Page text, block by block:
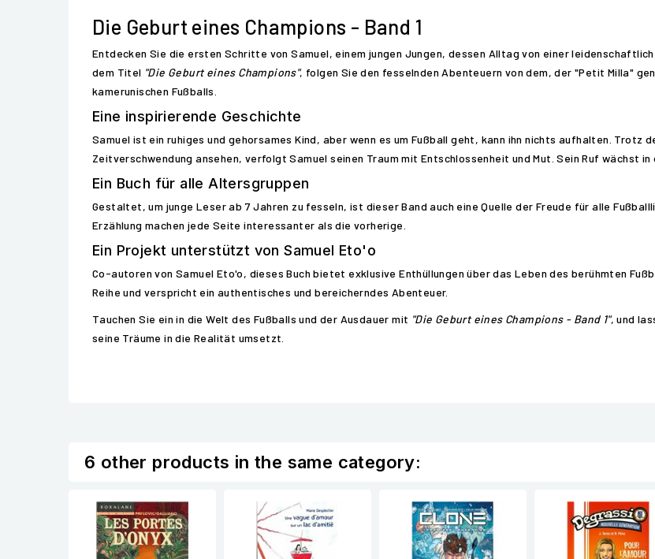
Die Geburt eines Champions - Band 1
Entdecken Sie die ersten Schritte von Samuel, einem jungen Jungen, dessen Alltag von einer
dem Titel "Die Geburt eines Champions", folgen Sie den fesselnden Abenteuern von dem, der "Petit Milla"
kamerunischen Fußballs.
Eine inspirierende Geschichte
Samuel ist ein ruhiges und gehorsames Kind, aber wenn es um Fußball geht, kann ihn nichts aufhalten. Trotz
Zeitverschwendung ansehen, verfolgt Samuel seinen Traum mit Entschlossenheit und Mut. Sein Ruf wächst
Ein Buch für alle Altersgruppen
Gestaltet, um junge Leser ab 7 Jahren zu fesseln, ist dieser Band auch eine Quelle der Freude für alle
Erzählung machen jede Seite interessanter als die vorherige.
Ein Projekt unterstützt von Samuel Eto'o
Co-autoren von Samuel Eto'o, dieses Buch bietet exklusive Enthüllungen über das Leben des berühmten
Reihe und verspricht ein authentisches und bereicherndes Abenteuer.
Tauchen Sie ein in die Welt des Fußballs und der Ausdauer mit "Die Geburt eines Champions - Band 1", und
seine Träume in die Realität umsetzt.
6 other products in the same category: